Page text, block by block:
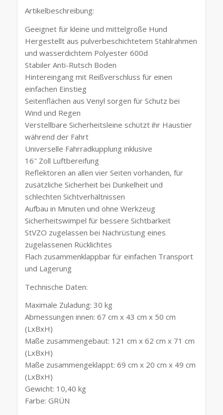
Artikelbeschreibung:
Geeignet für kleine und mittelgroße Hund
Hergestellt aus pulverbeschichtetem Stahlrahmen
und wasserdichtem Polyester 600d
Stabiler Anti-Rutsch Boden
Hintereingang mit Reißverschluss für einen
einfachen Einstieg
Seitenflächen aus Venyl sorgen für Schutz bei
Wind und Regen
Verstellbare Sicherheitsleine schützt ihr Haustier
während der Fahrt
Universelle Fahrradkupplung inklusive
16″ Zoll Luftbereifung
Reflektoren an allen vier Seiten vorhanden, für
zusätzliche Sicherheit bei Dunkelheit und
schlechten Sichtverhältnissen
Aufbau in Minuten und ohne Werkzeug
Sicherheitswimpel für bessere Sichtbarkeit
StVZO zugelassen bei Nachrüstung eines
zugelassenen Rücklichtes
Flach zusammenklappbar für einfachen Transport
und Lagerung
Technische Daten:
Maximale Zuladung: 30 kg
Abmessungen innen: 67 cm x 43 cm x 50 cm
(LxBxH)
Maße zusammengebaut: 121 cm x 62 cm x 71 cm
(LxBxH)
Maße zusammengeklappt: 69 cm x 20 cm x 49 cm
(LxBxH)
Gewicht: 10,40 kg
Farbe: GRÜN